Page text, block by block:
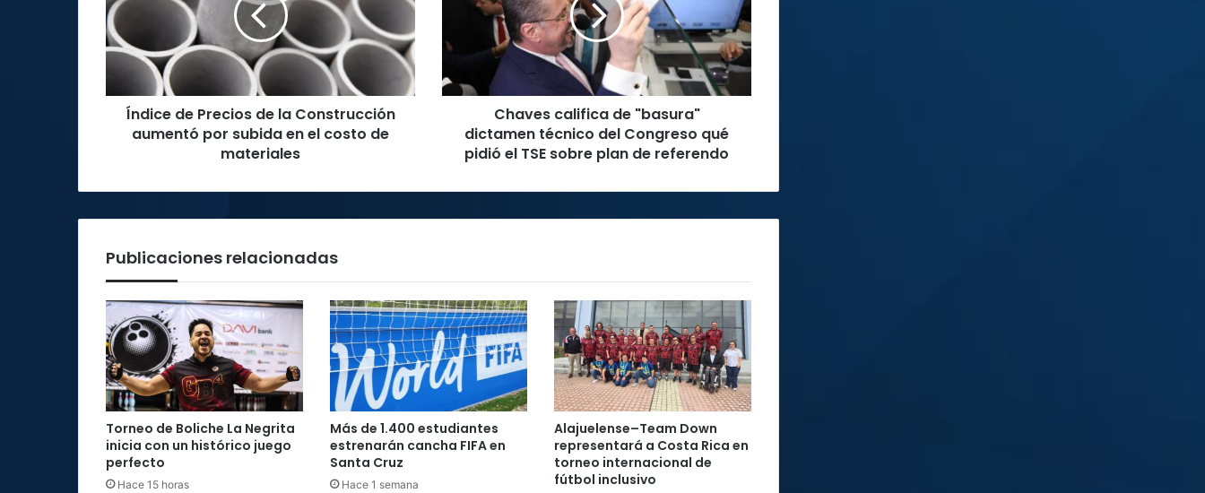
la
Construcción
aumentó
subida
materiales
Índice de Precios de la Construcción
aumentó por subida en el costo de
materiales
dictamen
Congreso
qué
plan
Chaves califica de "basura"
dictamen técnico del Congreso qué
pidió el TSE sobre plan de referendo
Publicaciones relacionadas
Torneo de Boliche La Negrita
inicia con un histórico juego
perfecto
Hace 15 horas
Más de 1.400 estudiantes
estrenarán cancha FIFA en
Santa Cruz
Hace 1 semana
Alajuelense–Team Down
representará a Costa Rica en
torneo internacional de
fútbol inclusivo